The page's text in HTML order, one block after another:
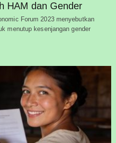
HAM dan Gender
Forum 2023 menyebutkan
menutup kesenjangan gender